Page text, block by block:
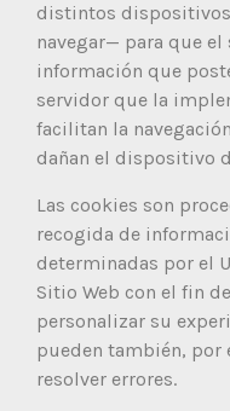
distintos
navegar— para que
información que
servidor que la
facilitan la
dañan el dispositivo
Las cookies son
recogida de
determinadas por el
Sitio Web con el fin
personalizar su
pueden también, por
resolver errores.